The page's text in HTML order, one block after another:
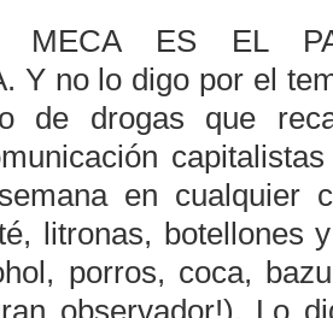
MECA ES EL
Y no lo digo por el
de drogas que
en cualquier
litronas, botellones
porros, coca,